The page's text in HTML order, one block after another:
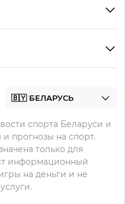
спорта Беларуси и
прогнозы на спорт.
только для
информационный
на деньги и не